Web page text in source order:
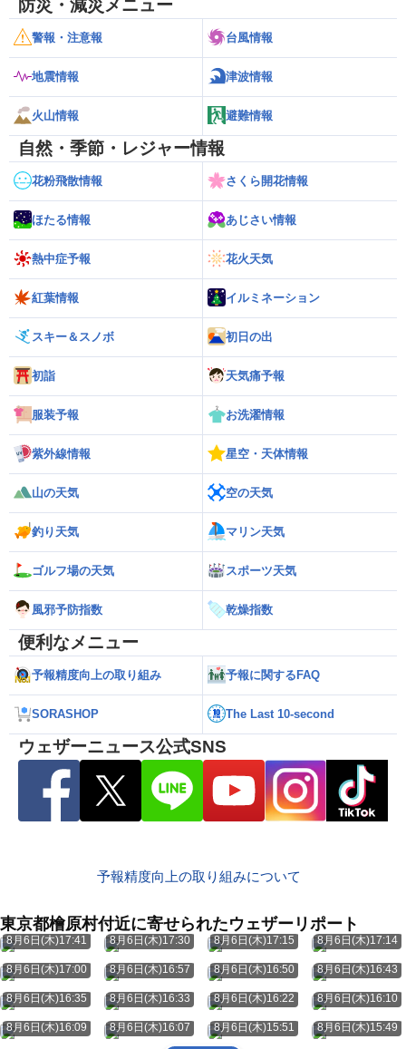
防災・減災メニュー
警報・注意報 台風情報
地震情報 津波情報
火山情報 避難情報
自然・季節・レジャー情報
花粉飛散情報 さくら開花情報
ほたる情報 あじさい情報
熱中症予報 花火天気
紅葉情報 イルミネーション
スキー＆スノボ 初日の出
初詣 天気痛予報
服装予報 お洗濯情報
紫外線情報 星空・天体情報
山の天気 空の天気
釣り天気 マリン天気
ゴルフ場の天気 スポーツ天気
風邪予防指数 乾燥指数
便利なメニュー
予報精度向上の取り組み 予報に関するFAQ
SORASHOP The Last 10-second
ウェザーニュース公式SNS
予報精度向上の取り組みについて
東京都檜原村付近に寄せられたウェザーリポート
8月6日(木)17:41 8月6日(木)17:30 8月6日(木)17:15 8月6日(木)17:14
8月6日(木)17:00 8月6日(木)16:57 8月6日(木)16:50 8月6日(木)16:43
8月6日(木)16:35 8月6日(木)16:33 8月6日(木)16:22 8月6日(木)16:10
8月6日(木)16:09 8月6日(木)16:07 8月6日(木)15:51 8月6日(木)15:49